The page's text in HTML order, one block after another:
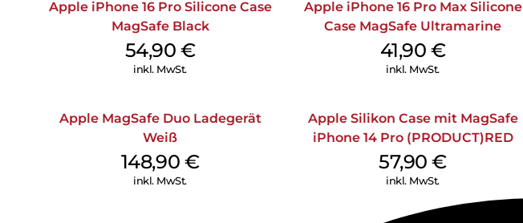
Apple iPhone 16 Pro Silicone Case
MagSafe Black
54,90 €
inkl. MwSt.
Apple iPhone 16 Pro Max Silicone
Case MagSafe Ultramarine
41,90 €
inkl. MwSt.
Apple MagSafe Duo Ladegerät
Weiß
148,90 €
inkl. MwSt.
Apple Silikon Case mit MagSafe
iPhone 14 Pro (PRODUCT)RED
57,90€
inkl. MwSt.